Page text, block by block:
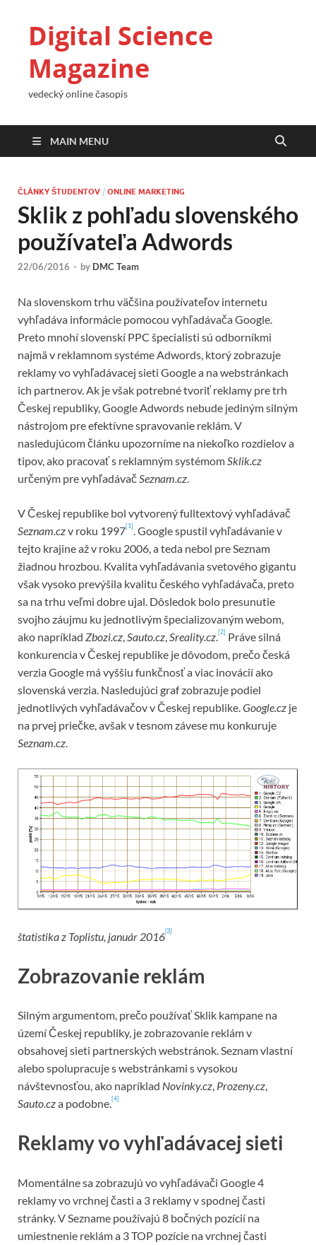
Digital Science
Magazine
vedecký online časopis
MAIN MENU
ČLÁNKY ŠTUDENTOV / ONLINE MARKETING
Sklik z pohľadu slovenského
používateľa Adwords
22/06/2016 - by DMC Team
Na slovenskom trhu väčšina používateľov internetu
vyhľadáva informácie pomocou vyhľadávača Google.
Preto mnohí slovenskí PPC špecialisti sú odborníkmi
najmä v reklamnom systéme Adwords, ktorý zobrazuje
reklamy vo vyhľadávacej sieti Google a na webstránkach
ich partnerov. Ak je však potrebné tvoriť reklamy pre trh
Českej republiky, Google Adwords nebude jediným silným
nástrojom pre efektívne spravovanie reklám. V
nasledujúcom článku upozorníme na niekoľko rozdielov a
tipov, ako pracovať s reklamným systémomSklik.cz
určeným pre vyhľadávačSeznam.cz.
V Českej republike bol vytvorený fulltextový vyhľadávač
Seznam.czv roku 1997[1]. Google spustil vyhľadávanie v
tejto krajine až v roku 2006, a teda nebol pre Seznam
žiadnou hrozbou. Kvalita vyhľadávania svetového gigantu
však vysoko prevýšila kvalitu českého vyhľadávača, preto
sa na trhu veľmi dobre ujal. Dôsledok bolo presunutie
svojho záujmu ku jednotlivým špecializovaným webom,
ako napríklad Zbozi.cz,Sauto.cz,Sreality.cz.[2] Práve silná
konkurencia v Českej republike je dôvodom, prečo česká
verzia Google má vyššiu funkčnosť a viac inovácií ako
slovenská verzia. Nasledujúci graf zobrazuje podiel
jednotlivých vyhľadávačov v Českej republike.Google.cz je
na prvej priečke, avšak v tesnom závese mu konkuruje
Seznam.cz.
štatistika z Toplistu, január 2016[3]
Zobrazovanie reklám
Silným argumentom, prečo používať Sklik kampane na
území Českej republiky, je zobrazovanie reklám v
obsahovej sieti partnerských webstránok. Seznam vlastní
alebo spolupracuje s webstránkami s vysokou
návštevnosťou, ako napríklad Novinky.cz, Prozeny.cz,
Sauto.cza podobne.[4]
Reklamy vo vyhľadávacej sieti
Momentálne sa zobrazujú vo vyhľadávači Google 4
reklamy vo vrchnej časti a 3 reklamy v spodnej časti
stránky. V Sezname používajú 8 bočných pozícií na
umiestnenie reklám a 3 TOP pozície na vrchnej časti